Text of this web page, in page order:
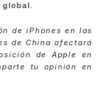
de iPhones en las
de China afectará
de Apple en
tu opinión en